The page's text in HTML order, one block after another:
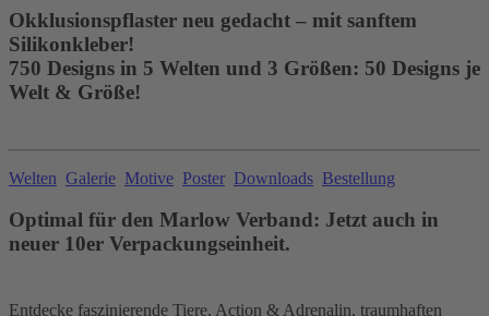
Okklusionspflaster neu gedacht – mit sanftem
Silikonkleber!
750 Designs in 5 Welten und 3 Größen: 50 Designs je
Welt & Größe!
Welten Galerie Motive Poster Downloads Bestellung
Optimal für den Marlow Verband: Jetzt auch in
neuer 10er Verpackungseinheit.
Entdecke faszinierende Tiere, Action & Adrenalin, traumhaften